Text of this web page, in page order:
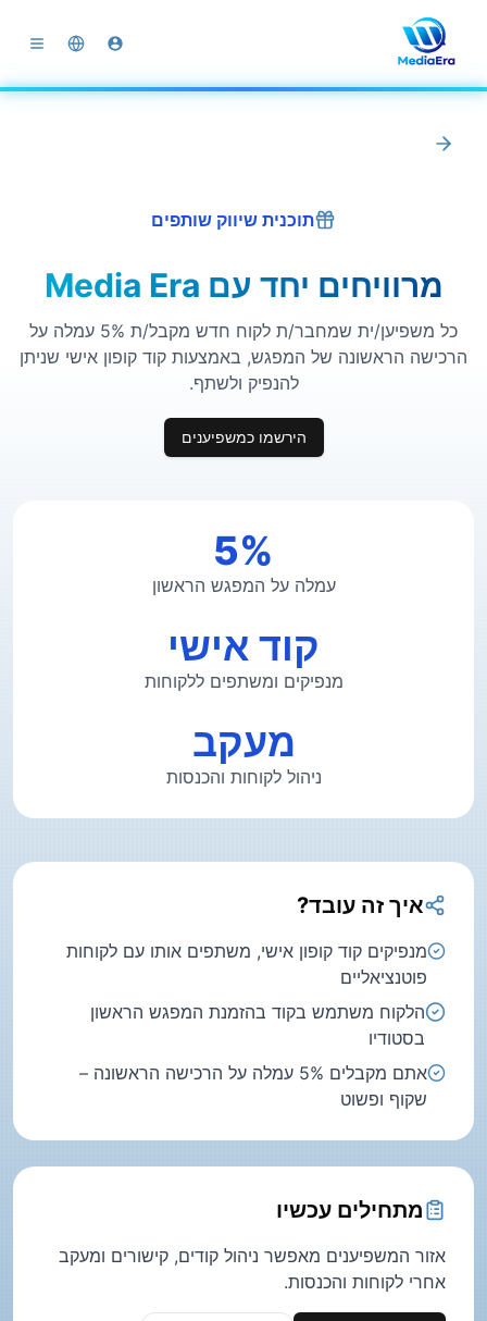
תוכנית שיווק שותפים
מרוויחים יחד עם Media Era
כל משפיען/ית שמחבר/ת לקוח חדש מקבל/ת 5% עמלה על
הרכישה הראשונה של המפגש, באמצעות קוד קופון אישי שניתן
להנפיק ולשתף.
הירשמו כמשפיענים
5%
עמלה על המפגש הראשון
קוד אישי
מנפיקים ומשתפים ללקוחות
מעקב
ניהול לקוחות והכנסות
איך זה עובד?
מנפיקים קוד קופון אישי, משתפים אותו עם לקוחות
פוטנציאליים
הלקוח משתמש בקוד בהזמנת המפגש הראשון
בסטודיו
אתם מקבלים 5% עמלה על הרכישה הראשונה –
שקוף ופשוט
מתחילים עכשיו
אזור המשפיענים מאפשר ניהול קודים, קישורים ומעקב
אחרי לקוחות והכנסות.